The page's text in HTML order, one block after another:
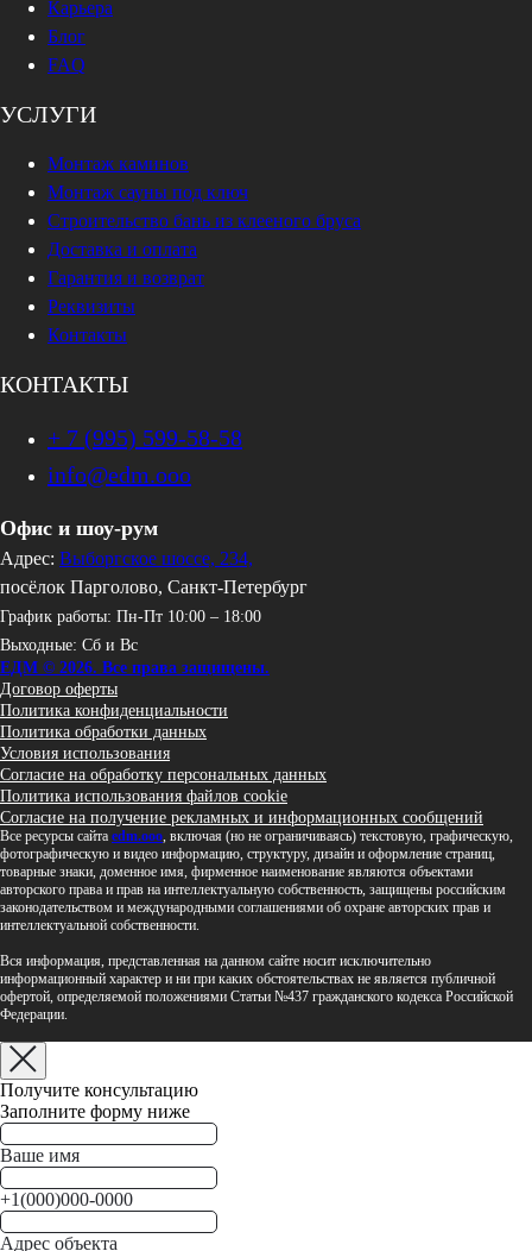
Карьера
Блог
FAQ
УСЛУГИ
Монтаж каминов
Монтаж сауны под ключ
Строительство бань из клееного бруса
Доставка и оплата
Гарантия и возврат
Реквизиты
Контакты
КОНТАКТЫ
+ 7 (995) 599-58-58
info@edm.ooo
Офис и шоу-рум
Адрес: Выборгское шоссе, 234,
посёлок Парголово, Санкт-Петербург
График работы: Пн-Пт 10:00 – 18:00
Выходные: Сб и Вс
ЕДМ © 2026. Все права защищены.
Договор оферты
Политика конфиденциальности
Политика обработки данных
Условия использования
Согласие на обработку персональных данных
Политика использования файлов cookie
Согласие на получение рекламных и информационных сообщений
Все ресурсы сайта edm.ooo, включая (но не ограничиваясь) текстовую, графическую,
фотографическую и видео информацию, структуру, дизайн и оформление страниц,
товарные знаки, доменное имя, фирменное наименование являются объектами
авторского права и прав на интеллектуальную собственность, защищены российским
законодательством и международными соглашениями об охране авторских прав и
интеллектуальной собственности.
Вся информация, представленная на данном сайте носит исключительно
информационный характер и ни при каких обстоятельствах не является публичной
офертой, определяемой положениями Статьи №437 гражданского кодекса Российской
Федерации.
Получите консультацию
Заполните форму ниже
Ваше имя
+1(000)000-0000
Адрес объекта